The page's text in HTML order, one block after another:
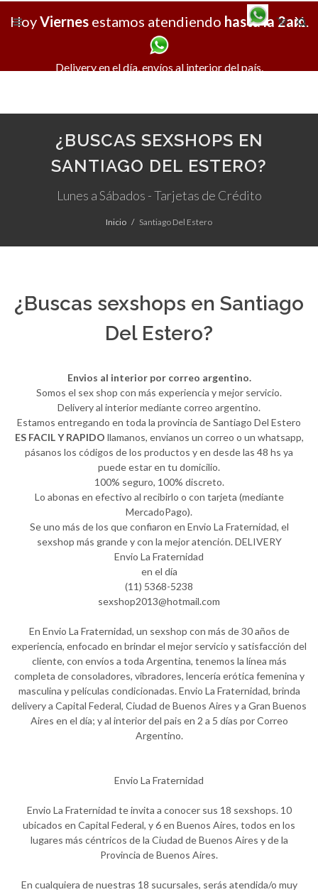
X
HoyViernesestamos atendiendo hasta la 2am.
Delivery en el día, envíos al interior del país.
¿BUSCAS SEXSHOPS EN
SANTIAGO DEL ESTERO?
Lunes a Sábados - Tarjetas de Crédito
Inicio Santiago Del Estero
¿Buscas sexshops en Santiago
Del Estero?
Envios al interior por correo argentino.
Somos el sex shop con más experiencia y mejor servicio.
Delivery al interior mediante correo argentino.
Estamos entregando en toda la provincia de Santiago Del Estero
ES FACIL Y RAPIDO llamanos, envianos un correo o un whatsapp,
pásanos los códigos de los productos y en desde las 48 hs ya
puede estar en tu domicilio.
100% seguro, 100% discreto.
Lo abonas en efectivo al recibirlo o con tarjeta (mediante
MercadoPago).
Se uno más de los que confiaron en Envio La Fraternidad, el
sexshop más grande y con la mejor atención. DELIVERY
Envio La Fraternidad
en el día
(11) 5368-5238
sexshop2013@hotmail.com
En Envio La Fraternidad, un sexshop con más de 30 años de
experiencia, enfocado en brindar el mejor servicio y satisfacción del
cliente, con envíos a toda Argentina, tenemos la línea más
completa de consoladores, vibradores, lencería erótica femenina y
masculina y películas condicionadas. Envio La Fraternidad, brinda
delivery a Capital Federal, Ciudad de Buenos Aires y a Gran Buenos
Aires en el día; y al interior del pais en 2 a 5 días por Correo
Argentino.
Envio La Fraternidad
Envio La Fraternidad te invita a conocer sus 18 sexshops. 10
ubicados en Capital Federal, y 6 en Buenos Aires, todos en los
lugares más céntricos de la Ciudad de Buenos Aires y de la
Provincia de Buenos Aires.
En cualquiera de nuestras 18 sucursales, serás atendida/o muy